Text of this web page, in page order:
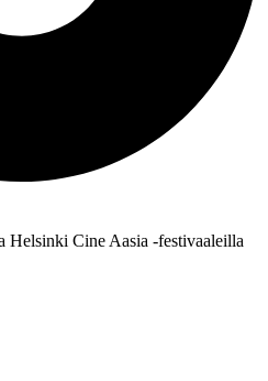
Helsinki Cine Aasia ‑festivaaleilla